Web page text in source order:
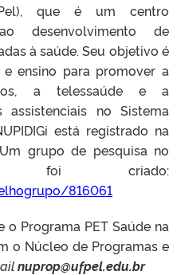
que é um centro
desenvolvimento de
à saúde. Seu objetivo é
ensino para promover a
a telessaúde e a
assistenciais no Sistema
está registrado na
grupo de pesquisa no
foi criado:
816061
o Programa PET Saúde na
o Núcleo de Programas e
nuprop@ufpel.edu.br